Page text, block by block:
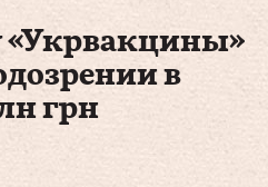
«Укрвакцины»
в
грн